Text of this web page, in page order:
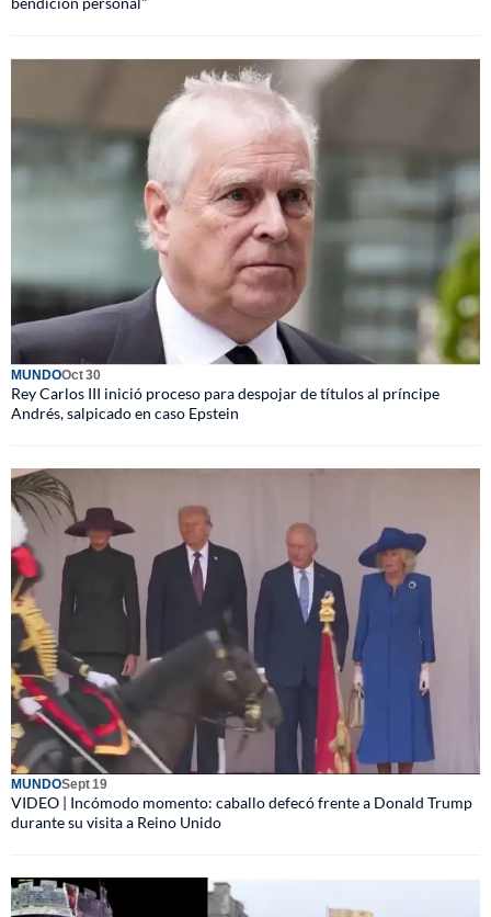
MUNDOOct 30
Rey Carlos III inició proceso para despojar de títulos al príncipe
Andrés, salpicado en caso Epstein
MUNDOSept 19
VIDEO | Incómodo momento: caballo defecó frente a Donald Trump
durante su visita a Reino Unido